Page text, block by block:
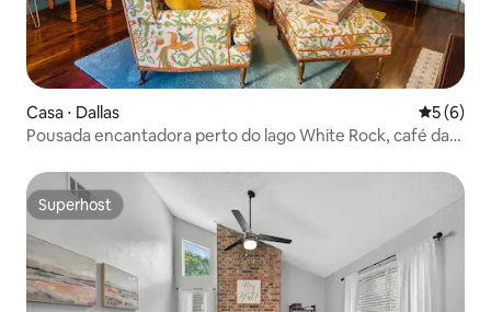
Casa ⋅ Dallas 5 de
5 (6)
Pousada encantadora perto do lago White Rock, café da
Superhost
Superhost